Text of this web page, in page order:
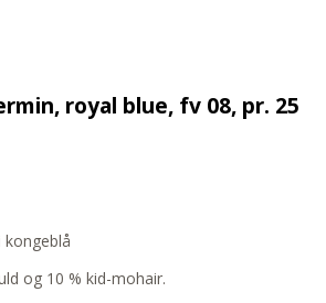
royal blue, fv 08, pr. 25
kongeblå
og 10 % kid-mohair.